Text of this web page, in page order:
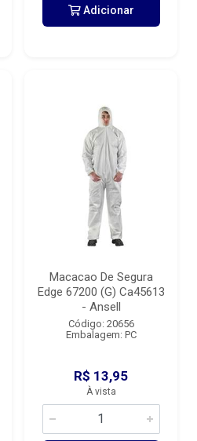
Adicionar
Macacao De Segura
Edge 67200 (G) Ca45613
- Ansell
Código: 20656
Embalagem: PC
R$ 13,95
À vista